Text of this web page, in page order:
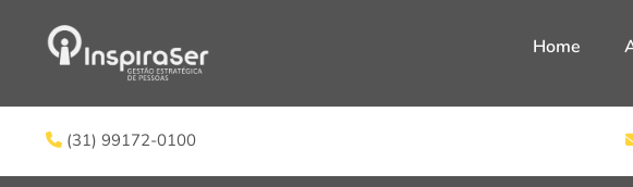
Home
(31) 99172-0100